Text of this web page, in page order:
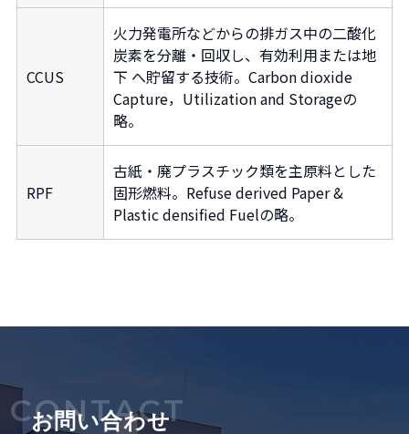
CCUS
火力発電所などからの排ガス中の二酸化
炭素を分離・回収し、有効利用または地
下 へ貯留する技術。Carbon dioxide
Capture，Utilization and Storageの
略。
RPF
古紙・廃プラスチック類を主原料とした
固形燃料。Refuse derived Paper &
Plastic densified Fuelの略。
CONTACT
お問い合わせ